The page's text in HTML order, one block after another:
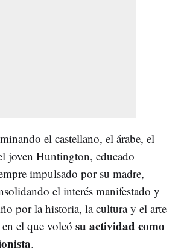
el castellano, el árabe, el
joven Huntington, educado
impulsado por su madre,
el interés manifestado y
por la historia, la cultura y el arte
el que volcó su actividad como
.